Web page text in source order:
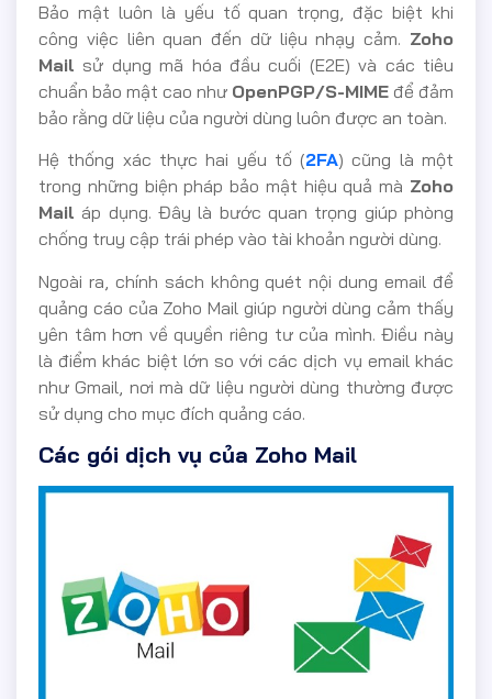
Bảo mật luôn là yếu tố quan trọng, đặc biệt khi
công việc liên quan đến dữ liệu nhạy cảm. Zoho
Mail sử dụng mã hóa đầu cuối (E2E) và các tiêu
chuẩn bảo mật cao như OpenPGP/S-MIME để đảm
bảo rằng dữ liệu của người dùng luôn được an toàn.
Hệ thống xác thực hai yếu tố (2FA) cũng là một
trong những biện pháp bảo mật hiệu quả mà Zoho
Mail áp dụng. Đây là bước quan trọng giúp phòng
chống truy cập trái phép vào tài khoản người dùng.
Ngoài ra, chính sách không quét nội dung email để
quảng cáo của Zoho Mail giúp người dùng cảm thấy
yên tâm hơn về quyền riêng tư của mình. Điều này
là điểm khác biệt lớn so với các dịch vụ email khác
như Gmail, nơi mà dữ liệu người dùng thường được
sử dụng cho mục đích quảng cáo.
Các gói dịch vụ của Zoho Mail